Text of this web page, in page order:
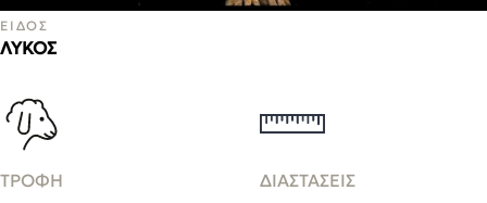
ΕΙΔΟΣ
ΛΥΚΟΣ
ΤΡΟΦΗ ΔΙΑΣΤΑΣΕΙΣ